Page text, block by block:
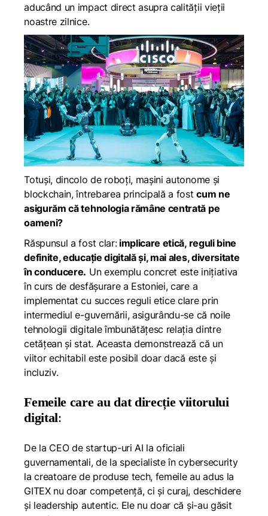
aducând un impact direct asupra calității vieții
noastre zilnice.
Totuși, dincolo de roboți, mașini autonome și
blockchain, întrebarea principală a fostcum ne
asigurăm că tehnologia rămâne centrată pe
oameni?
Răspunsul a fost clar:implicare etică, reguli bine
definite, educație digitală și, mai ales, diversitate
în conducere. Un exemplu concret este inițiativa
în curs de desfășurare a Estoniei, care a
implementat cu succes reguli etice clare prin
intermediul e-guvernării, asigurându-se că noile
tehnologii digitale îmbunătățesc relația dintre
cetățean și stat. Aceasta demonstrează că un
viitor echitabil este posibil doar dacă este și
incluziv.
Femeile care au dat direcție viitorului
digital:
De la CEO de startup-uri AI la oficiali
guvernamentali, de la specialiste în cybersecurity
la creatoare de produse tech, femeile au adus la
GITEX nu doar competență, ci și curaj, deschidere
și leadership autentic. Ele nu doar că și-au găsit